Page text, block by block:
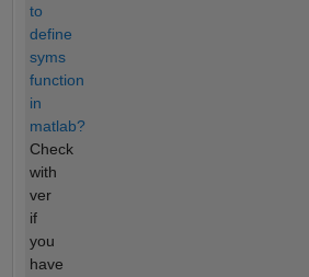
to
define
syms
function
in
matlab?
Check
with
ver
if
you
have